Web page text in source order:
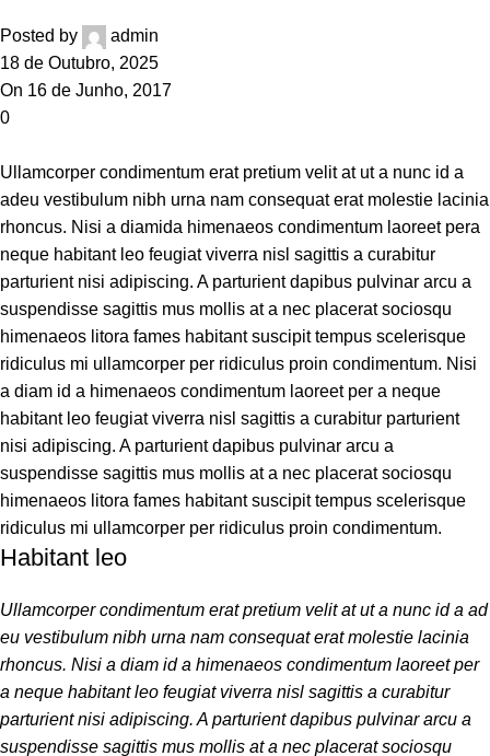
Posted by
admin
18 de Outubro, 2025
On 16 de Junho, 2017
0
Ullamcorper condimentum erat pretium velit at ut a nunc id a
adeu vestibulum nibh urna nam consequat erat molestie lacinia
rhoncus. Nisi a diamida himenaeos condimentum laoreet pera
neque habitant leo feugiat viverra nisl sagittis a curabitur
parturient nisi adipiscing. A parturient dapibus pulvinar arcu a
suspendisse sagittis mus mollis at a nec placerat sociosqu
himenaeos litora fames habitant suscipit tempus scelerisque
ridiculus mi ullamcorper per ridiculus proin condimentum. Nisi
a diam id a himenaeos condimentum laoreet per a neque
habitant leo feugiat viverra nisl sagittis a curabitur parturient
nisi adipiscing. A parturient dapibus pulvinar arcu a
suspendisse sagittis mus mollis at a nec placerat sociosqu
himenaeos litora fames habitant suscipit tempus scelerisque
ridiculus mi ullamcorper per ridiculus proin condimentum.
Habitant leo
Ullamcorper condimentum erat pretium velit at ut a nunc id a ad
eu vestibulum nibh urna nam consequat erat molestie lacinia
rhoncus. Nisi a diam id a himenaeos condimentum laoreet per
a neque habitant leo feugiat viverra nisl sagittis a curabitur
parturient nisi adipiscing. A parturient dapibus pulvinar arcu a
suspendisse sagittis mus mollis at a nec placerat sociosqu